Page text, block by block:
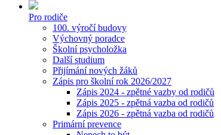
Pro rodiče
100. výročí budovy
Výchovný poradce
Školní psycholožka
Další studium
Přijímání nových žáků
Zápis pro školní rok 2026/2027
Zápis 2024 - zpětné vazby od rodičů
Zápis 2025 - zpětná vazba od rodičů
Zápis 2026 - zpětná vazba od rodičů
Primární prevence